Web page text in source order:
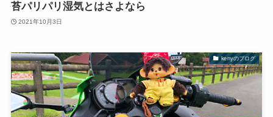
苔パリパリ湿気とはさよなら
2021年10月3日
kenyのブログ